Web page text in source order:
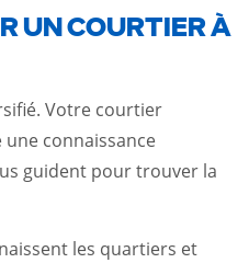
UN COURTIER À
Votre courtier
connaissance
guident pour trouver la
les quartiers et